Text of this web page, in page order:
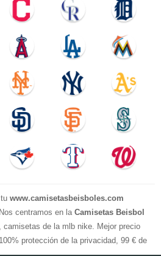
www.camisetasbeisboles.com
centramos en la Camisetas Beisbol
camisetas de la mlb nike. Mejor precio
protección de la privacidad, 99 € de